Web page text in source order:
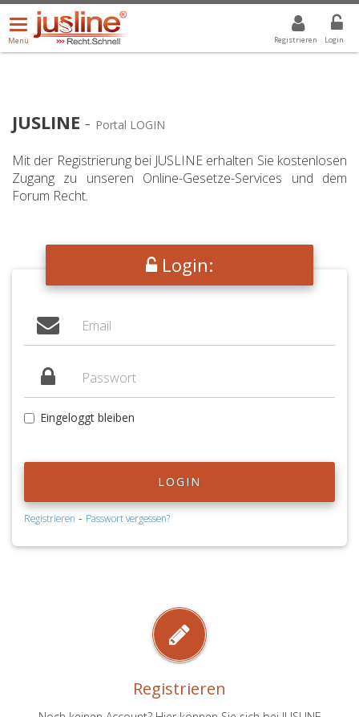
Registrieren Login
Menü
öffnen/schließen
Menü
ALLE DROPDOWN: GEWÄHLTER WERT IST ALLE
JUSLINE - Portal LOGIN
Mit der Registrierung bei JUSLINE erhalten Sie kostenlosen
Zugang zu unseren Online-Gesetze-Services und dem
Forum Recht.
Login:
Eingeloggt bleiben
LOGIN
Registrieren - Passwort vergessen?
Registrieren